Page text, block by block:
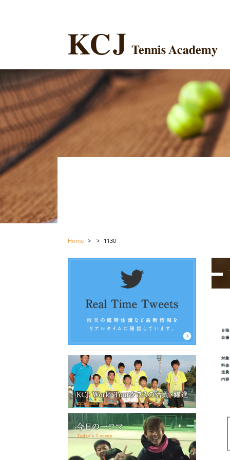
Home > > 1130